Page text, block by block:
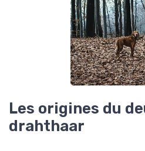
Les origines du
drahthaar